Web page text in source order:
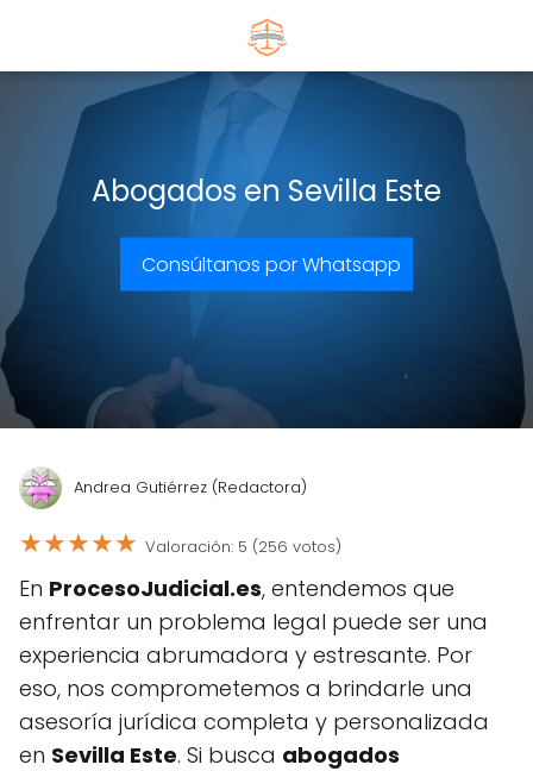
Abogados en Sevilla Este
Consúltanos por Whatsapp
Andrea Gutiérrez (Redactora)
★★★★★ Valoración: 5 (256 votos)
En ProcesoJudicial.es, entendemos que
enfrentar un problema legal puede ser una
experiencia abrumadora y estresante. Por
eso, nos comprometemos a brindarle una
asesoría jurídica completa y personalizada
en Sevilla Este. Si busca abogados